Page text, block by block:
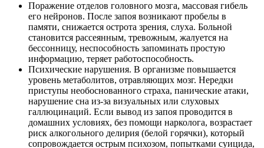
Поражение отделов головного мозга, массовая гибель
его нейронов. После запоя возникают пробелы в
памяти, снижается острота зрения, слуха. Больной
становится рассеянным, тревожным, жалуется на
бессонницу, неспособность запоминать простую
информацию, теряет работоспособность.
Психические нарушения. В организме повышается
уровень метаболитов, отравляющих мозг. Нередки
приступы необоснованного страха, панические атаки,
нарушение сна из-за визуальных или слуховых
галлюцинаций. Если вывод из запоя проводится в
домашних условиях, без помощи нарколога, возрастает
риск алкогольного делирия (белой горячки), который
сопровождается острым психозом, попытками суицида,